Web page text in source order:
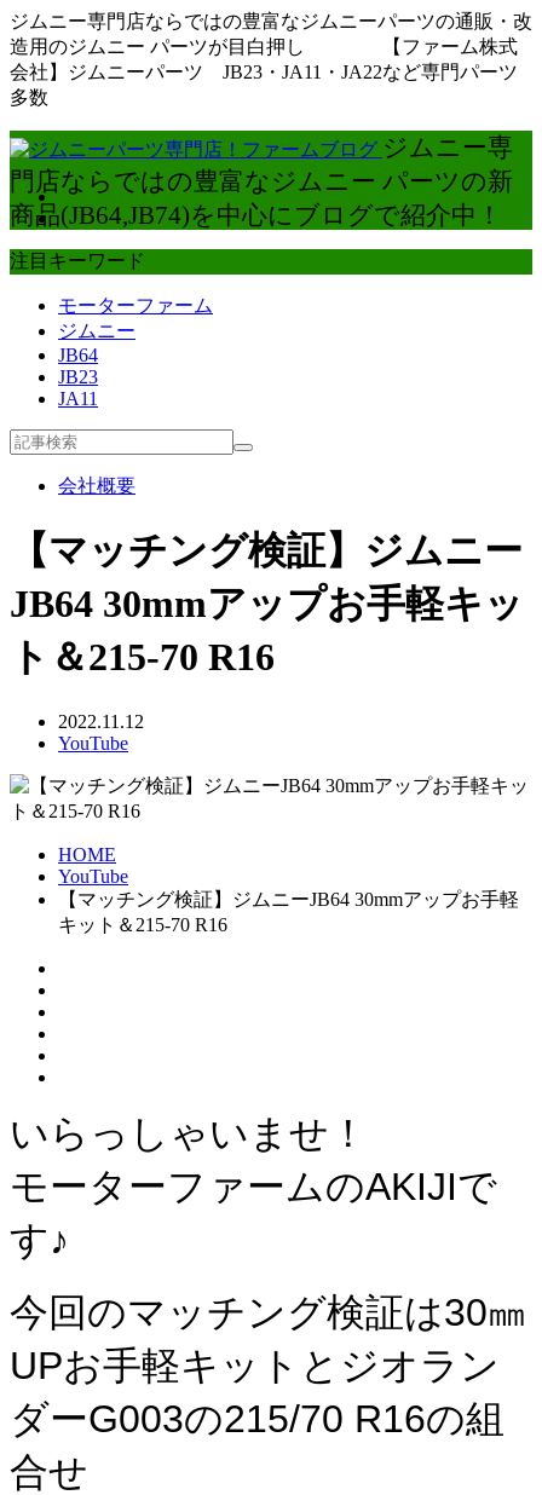
ジムニー専門店ならではの豊富なジムニーパーツの通販・改
造用のジムニー パーツが目白押し 【ファーム株式
会社】ジムニーパーツ JB23・JA11・JA22など専門パーツ
多数
ジムニー専
門店ならではの豊富なジムニー パーツの新
商品(JB64,JB74)を中心にブログで紹介中！
注目キーワード
モーターファーム
ジムニー
JB64
JB23
JA11
会社概要
【マッチング検証】ジムニー
JB64 30mmアップお手軽キッ
ト＆215-70 R16
2022.11.12
YouTube
HOME
YouTube
【マッチング検証】ジムニーJB64 30mmアップお手軽
キット＆215-70 R16
いらっしゃいませ！
モーターファームのAKIJIで
す♪
今回のマッチング検証は30㎜
UPお手軽キットとジオラン
ダーG003の215/70 R16の組
合せ